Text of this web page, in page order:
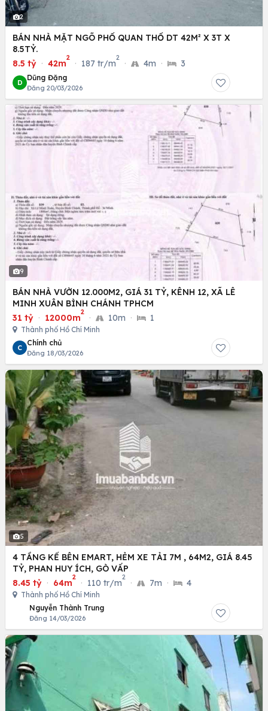
2
BÁN NHÀ MẶT NGÕ PHỐ QUAN THỔ DT 42M² X 3T X
8.5TỶ.
8.5 tỷ · 42m
2
· 187 tr/m
2
· 4m · 3
D
Dũng Đặng
Đăng 20/03/2026
9
BÁN NHÀ VƯỜN 12.000M2, GIÁ 31 TỶ, KÊNH 12, XÃ LÊ
MINH XUÂN BÌNH CHÁNH TPHCM
31 tỷ · 12000m
2
· 10m · 1
Thành phố Hồ Chí Minh
C
Chính chủ
Đăng 18/03/2026
5
4 TẦNG KẾ BÊN EMART, HẺM XE TẢI 7M , 64M2, GIÁ 8.45
TỶ, PHAN HUY ÍCH, GÒ VẤP
8.45 tỷ · 64m
2
· 110 tr/m
2
· 7m · 4
Thành phố Hồ Chí Minh
Nguyễn Thành Trung
Đăng 14/03/2026